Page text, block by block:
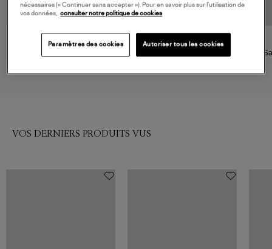
MUUN LALLA
VOS DERNIERS PRODUITS VUS
nécessaires (« Continuer sans accepter »). Pour en savoir plus sur l’utilisation de
vos données, consulter notre politique de cookies
Paramètres des cookies Autoriser tous les cookies